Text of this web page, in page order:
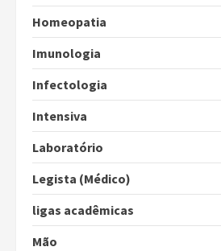
Homeopatia
Imunologia
Infectologia
Intensiva
Laboratório
Legista (Médico)
ligas acadêmicas
Mão